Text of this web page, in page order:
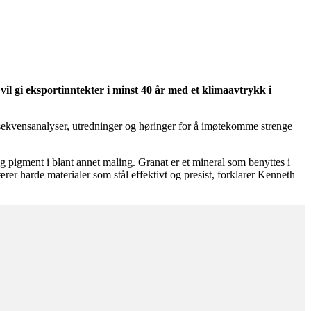
gi eksportinntekter i minst 40 år med et klimaavtrykk i
utredninger og høringer for å imøtekomme strenge
i blant annet maling. Granat er et mineral som benyttes i
harde materialer som stål effektivt og presist, forklarer Kenneth